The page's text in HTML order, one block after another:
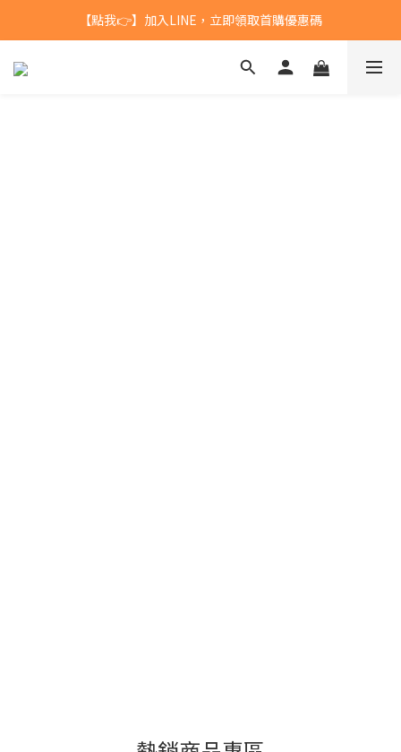
台灣$1200 免運 / 港澳 $5000 免運
【點我👉】加入LINE，立即領取首購優惠碼
【點我👉】加入淡果香小公寓🍎 享每月獨家優惠